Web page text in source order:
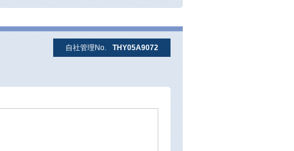
自社管理No. THY05A9072